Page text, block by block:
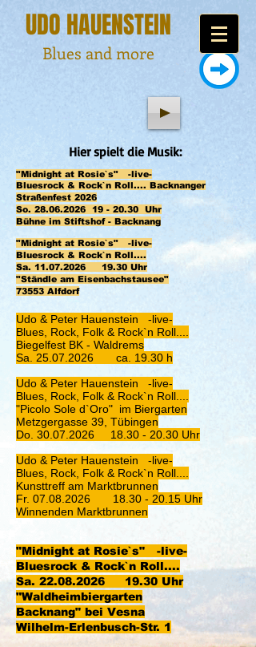
UDO HAUENSTEIN
Blues and more
Hier spielt die Musik:
"Midnight at Rosie`s" -live-
Bluesrock & Rock`n Roll.... Backnanger
Straßenfest 2026
So. 28.06.2026 19 - 20.30 Uhr
Bühne im Stiftshof - Backnang
"Midnight at Rosie`s" -live-
Bluesrock & Rock`n Roll....
Sa. 11.07.2026 19.30 Uhr
"Ständle am Eisenbachstausee"
73553 Alfdorf
Udo & Peter Hauenstein -live-
Blues, Rock, Folk & Rock`n Roll....
Biegelfest BK - Waldrems
Sa. 25.07.2026 ca. 19.30 h
Udo & Peter Hauenstein -live-
Blues, Rock, Folk & Rock`n Roll....
"Picolo Sole d`Oro" im Biergarten
Metzgergasse 39, Tübingen
Do. 30.07.2026 18.30 - 20.30 Uhr
Udo & Peter Hauenstein -live-
Blues, Rock, Folk & Rock`n Roll....
Kunsttreff am Marktbrunnen
Fr. 07.08.2026 18.30 - 20.15 Uhr
Winnenden Marktbrunnen
"Midnight at Rosie`s" -live-
Bluesrock & Rock`n Roll....
Sa. 22.08.2026 19.30 Uhr
"Waldheimbiergarten
Backnang" bei Vesna
Wilhelm-Erlenbusch-Str. 1